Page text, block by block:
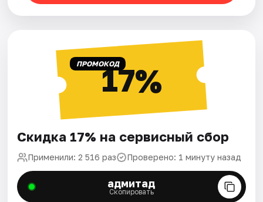
ПРОМОКОД17%
Скидка 17% на сервисный сбор
Применили: 2 516 раз Проверено: 1 минуту назад
адмитад
Скопировать